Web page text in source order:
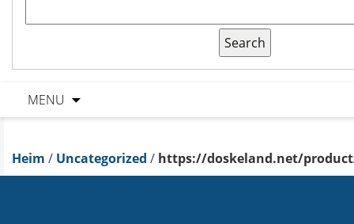
MENU
Heim / Uncategorized / https://doskeland.net/